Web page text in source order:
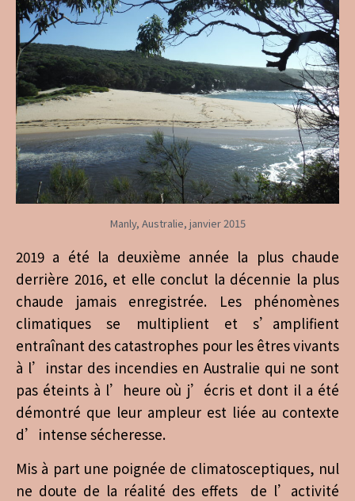
Manly, Australie, janvier 2015
2019 a été la deuxième année la plus chaude
derrière 2016, et elle conclut la décennie la plus
chaude jamais enregistrée. Les phénomènes
climatiques se multiplient et s’amplifient
entraînant des catastrophes pour les êtres vivants
à l’instar des incendies en Australie qui ne sont
pas éteints à l’heure où j’écris et dont il a été
démontré que leur ampleur est liée au contexte
d’intense sécheresse.
Mis à part une poignée de climatosceptiques, nul
ne doute de la réalité des effets de l’activité